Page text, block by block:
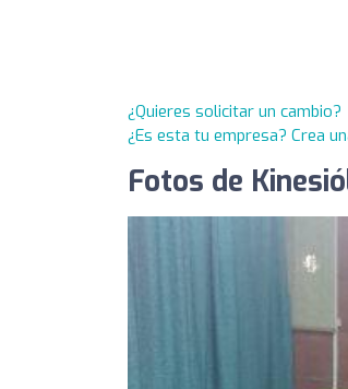
¿Quieres solicitar un cambio?
¿Es esta tu empresa? Crea
Fotos de